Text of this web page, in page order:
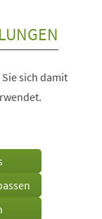
sich damit